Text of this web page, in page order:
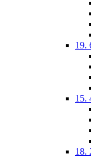
19.
15.
18.